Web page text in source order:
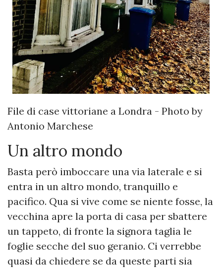
File di case vittoriane a Londra - Photo by
Antonio Marchese
Un altro mondo
Basta però imboccare una via laterale e si
entra in un altro mondo, tranquillo e
pacifico. Qua si vive come se niente fosse, la
vecchina apre la porta di casa per sbattere
un tappeto, di fronte la signora taglia le
foglie secche del suo geranio. Ci verrebbe
quasi da chiedere se da queste parti sia